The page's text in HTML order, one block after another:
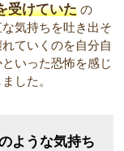
受けていた の
気持ちを吐き出そ
ていくのを自分自
いった恐怖を感じ
した。
ような気持ち